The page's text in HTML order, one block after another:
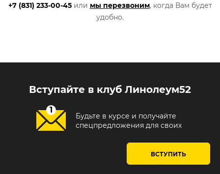
+7 (831) 233-00-45или мы перезвоним, когда Вам будет
удобно.
Вступайте в клуб Линолеум52
Будьте в курсе и получайте
спецпредложения для своих
ВСТУПИТЬ